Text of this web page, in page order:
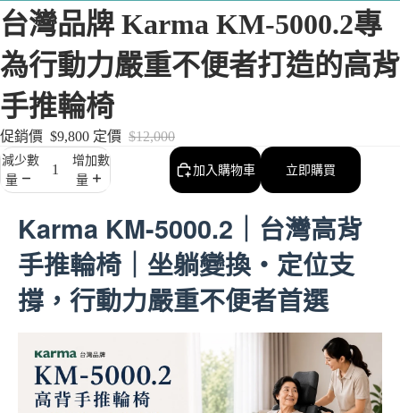
台灣品牌 Karma KM-5000.2專
為行動力嚴重不便者打造的高背
手推輪椅
促銷價 $9,800 定價 $12,000
減少數
量
增加數
量
加入購物車 立即購買
Karma KM-5000.2｜台灣高背
手推輪椅｜坐躺變換・定位支
撐，行動力嚴重不便者首選